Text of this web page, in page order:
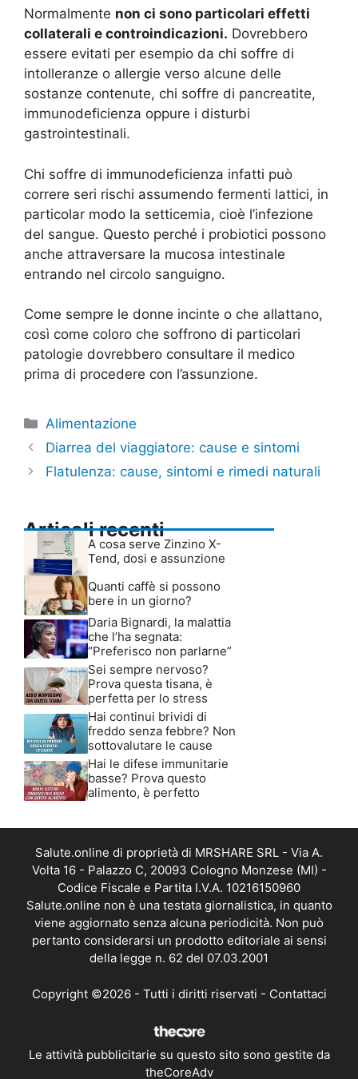
Normalmente non ci sono particolari effetti
collaterali e controindicazioni. Dovrebbero
essere evitati per esempio da chi soffre di
intolleranze o allergie verso alcune delle
sostanze contenute, chi soffre di pancreatite,
immunodeficienza oppure i disturbi
gastrointestinali.
Chi soffre di immunodeficienza infatti può
correre seri rischi assumendo fermenti lattici, in
particolar modo la setticemia, cioè l’infezione
del sangue. Questo perché i probiotici possono
anche attraversare la mucosa intestinale
entrando nel circolo sanguigno.
Come sempre le donne incinte o che allattano,
così come coloro che soffrono di particolari
patologie dovrebbero consultare il medico
prima di procedere con l’assunzione.
Categorie
Alimentazione
Diarrea del viaggiatore: cause e sintomi
Flatulenza: cause, sintomi e rimedi naturali
Articoli recenti
A cosa serve Zinzino X-
Tend, dosi e assunzione
Quanti caffè si possono
bere in un giorno?
Daria Bignardi, la malattia
che l’ha segnata:
“Preferisco non parlarne”
Sei sempre nervoso?
Prova questa tisana, è
perfetta per lo stress
Hai continui brividi di
freddo senza febbre? Non
sottovalutare le cause
Hai le difese immunitarie
basse? Prova questo
alimento, è perfetto
Salute.online di proprietà di MRSHARE SRL - Via A.
Volta 16 - Palazzo C, 20093 Cologno Monzese (MI) -
Codice Fiscale e Partita I.V.A. 10216150960
Salute.online non è una testata giornalistica, in quanto
viene aggiornato senza alcuna periodicità. Non può
pertanto considerarsi un prodotto editoriale ai sensi
della legge n. 62 del 07.03.2001
Copyright ©2026 - Tutti i diritti riservati - Contattaci
Le attività pubblicitarie su questo sito sono gestite da
theCoreAdv